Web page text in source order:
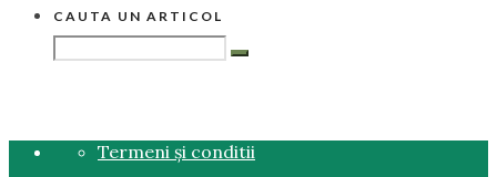
CAUTA UN ARTICOL
Termeni și conditii